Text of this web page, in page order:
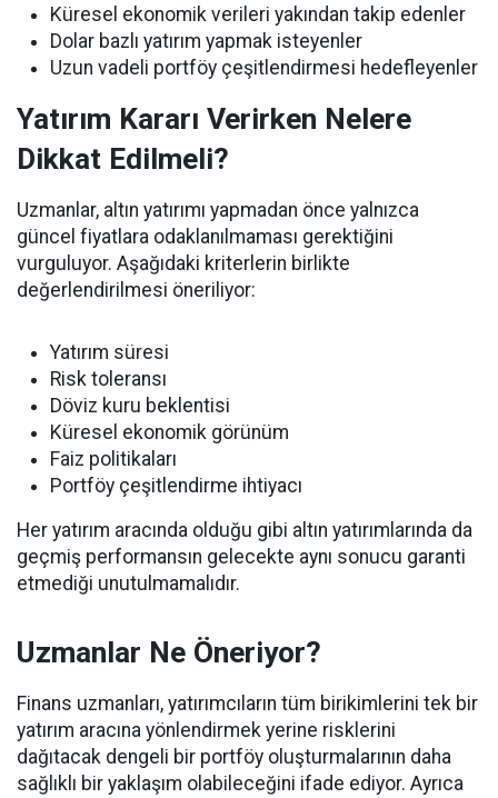
Küresel ekonomik verileri yakından takip edenler
Dolar bazlı yatırım yapmak isteyenler
Uzun vadeli portföy çeşitlendirmesi hedefleyenler
Yatırım Kararı Verirken Nelere
Dikkat Edilmeli?
Uzmanlar, altın yatırımı yapmadan önce yalnızca
güncel fiyatlara odaklanılmaması gerektiğini
vurguluyor. Aşağıdaki kriterlerin birlikte
değerlendirilmesi öneriliyor:
Yatırım süresi
Risk toleransı
Döviz kuru beklentisi
Küresel ekonomik görünüm
Faiz politikaları
Portföy çeşitlendirme ihtiyacı
Her yatırım aracında olduğu gibi altın yatırımlarında da
geçmiş performansın gelecekte aynı sonucu garanti
etmediği unutulmamalıdır.
Uzmanlar Ne Öneriyor?
Finans uzmanları, yatırımcıların tüm birikimlerini tek bir
yatırım aracına yönlendirmek yerine risklerini
dağıtacak dengeli bir portföy oluşturmalarının daha
sağlıklı bir yaklaşım olabileceğini ifade ediyor. Ayrıca